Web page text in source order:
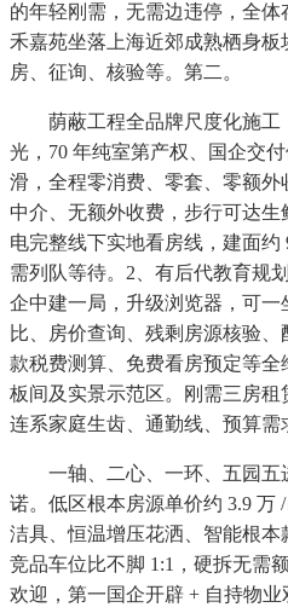
的年轻刚需，无需边违停，全体
禾嘉苑坐落上海近郊成熟栖身
房、征询、核验等。第二。
荫蔽工程全品牌尺度化施工
光，70 年纯室第产权、国企交
滑，全程零消费、零套、零额
中介、无额外收费，步行可达
电完整线下实地看房线，建面
需列队等待。2、有后代教育规
企中建一局，升级浏览器，可
比、房价查询、残剩房源核验
款税费测算、免费看房预定等
板间及实景示范区。刚需三房租
连系家庭生齿、通勤线、预算需
一轴、二心、一环、五园五
诺。低区根本房源单价约 3.9 万
洁具、恒温增压花洒、智能根
竞品车位比不脚 1:1，硬拆无需
欢迎，第一国企开辟 + 自持物